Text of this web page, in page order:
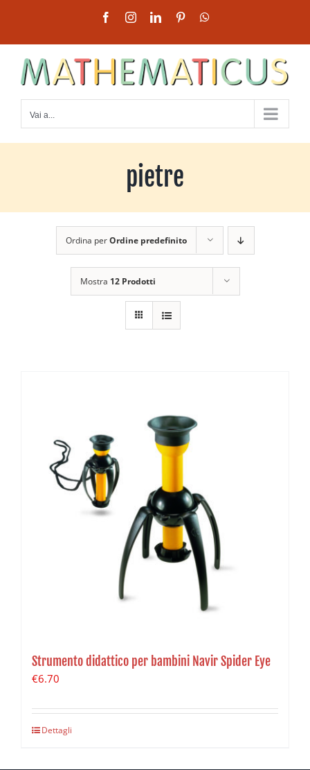
contenuto
FacebookInstagramLinkedInPinterest
Vai a...
pietre
Ordina perOrdine predefinito
Mostra 12 Prodotti
Strumento didattico per bambini Navir Spider Eye
€6.70
Dettagli